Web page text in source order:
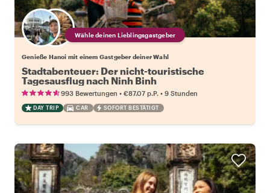
Wähle deinen Lieblingsgastgeber
Genieße Hanoi mit einem Gastgeber deiner Wahl
Stadtabenteuer: Der nicht-touristische
Tagesausflug nach Ninh Binh
993 Bewertungen • €87.07 p.P. • 9 Stunden
DAY TRIP CAR SOFORT BESTÄTIGT